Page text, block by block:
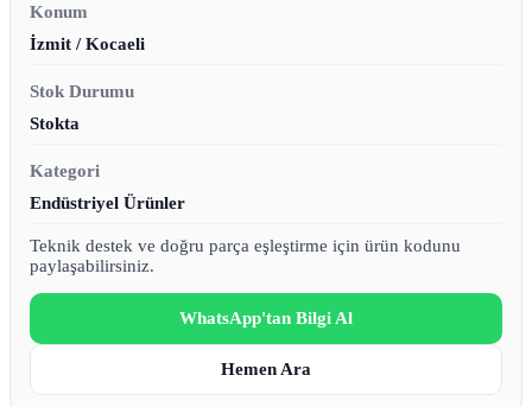
Konum
İzmit / Kocaeli
Stok Durumu
Stokta
Kategori
Endüstriyel Ürünler
Teknik destek ve doğru parça eşleştirme için ürün kodunu
paylaşabilirsiniz.
WhatsApp'tan Bilgi Al
Hemen Ara